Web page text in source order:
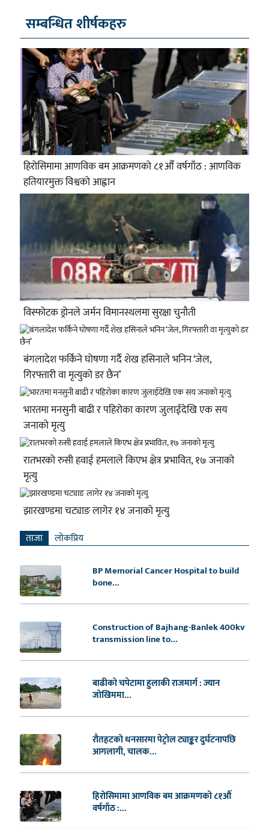
सम्बन्धित शीर्षकहरु
हिरोसिमामा आणविक बम आक्रमणको ८१औँ वर्षगाँठ : आणविक
हतियारमुक्त विश्वको आह्वान
विस्फोटक ड्रोनले जर्मन विमानस्थलमा सुरक्षा चुनौती
बंगलादेश फर्किने घोषणा गर्दै शेख हसिनाले भनिन ‘जेल,
गिरफ्तारी वा मृत्युको डर छैन’
भारतमा मनसुनी बाढी र पहिरोका कारण जुलाईदेखि एक सय
जनाको मृत्यु
रातभरको रुसी हवाई हमलाले किएभ क्षेत्र प्रभावित, १७ जनाको
मृत्यु
झारखण्डमा चट्याङ लागेर १४ जनाको मृत्यु
ताजा लाेकप्रिय
BP Memorial Cancer Hospital to build
bone...
Construction of Bajhang-Banlek 400kv
transmission line to...
बाढीको चपेटामा हुलाकी राजमार्ग : ज्यान
जोखिममा...
रौतहटको धनसारमा पेट्रोल ट्याङ्कर दुर्घटनापछि
आगलागी, चालक...
हिरोसिमामा आणविक बम आक्रमणको ८१औँ
वर्षगाँठ :...